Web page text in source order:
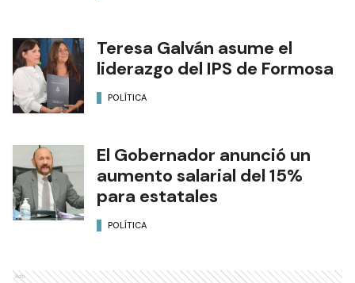
Teresa Galván asume el
liderazgo del IPS de Formosa
POLÍTICA
El Gobernador anunció un
aumento salarial del 15%
para estatales
POLÍTICA
Ads